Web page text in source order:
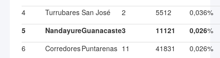
4
Turrubares San José 2 5512
0,036%
5
NandayureGuanacaste3 11121 0,026%
6
CorredoresPuntarenas 11 41831
0,026%